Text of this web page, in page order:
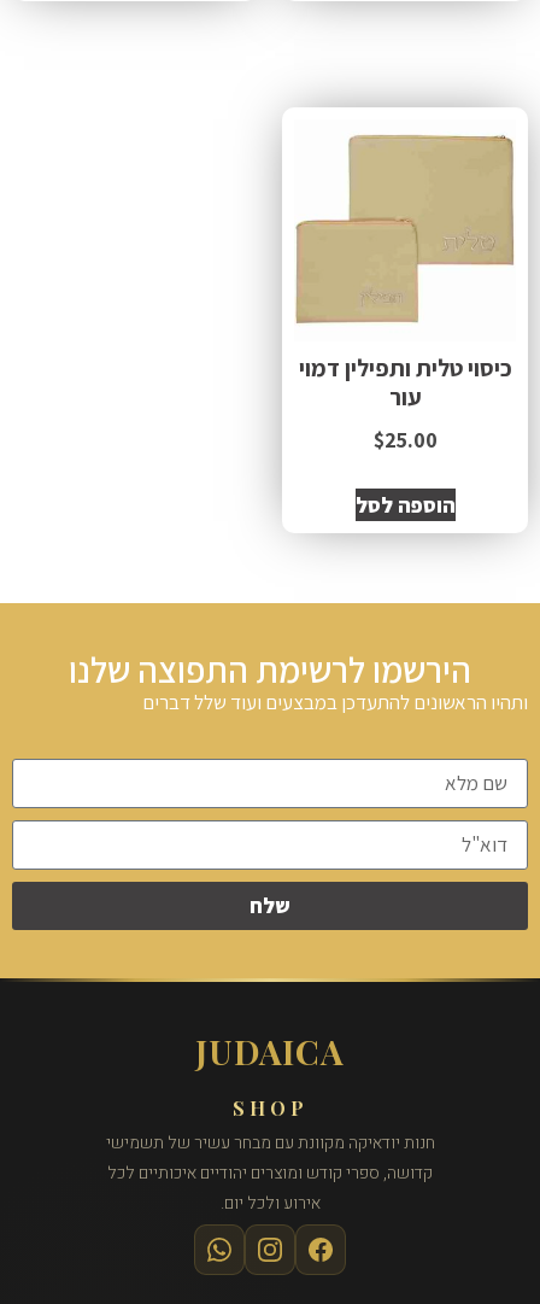
כיסוי טלית ותפילין דמוי
עור
$25.00
הוספה לסל
הירשמו לרשימת התפוצה שלנו
ותהיו הראשונים להתעדכן במבצעים ועוד שלל דברים
שלח
JUDAICA
SHOP
חנות יודאיקה מקוונת עם מבחר עשיר של תשמישי
קדושה, ספרי קודש ומוצרים יהודיים איכותיים לכל
אירוע ולכל יום.